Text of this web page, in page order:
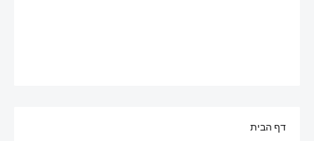
דף הבית